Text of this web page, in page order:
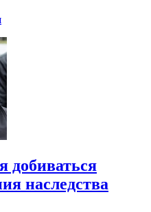
добиваться
наследства